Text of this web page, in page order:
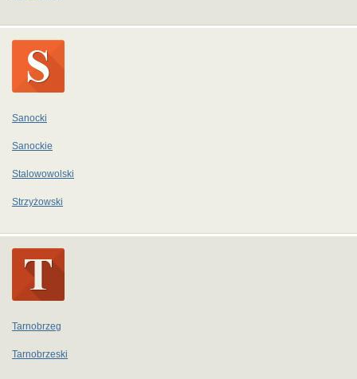
Sanocki
Sanockie
Stalowowolski
Strzyżowski
Tarnobrzeg
Tarnobrzeski